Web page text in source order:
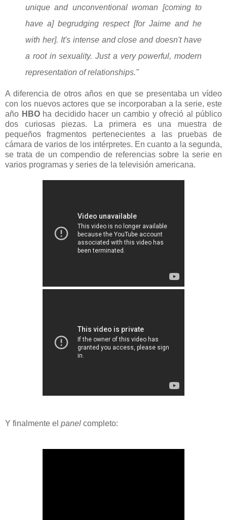
unique and unconventional woman [coming to
have a] begrudging respect [for Jaime and he
with her]. It's intense and close and doesn't have
a root in sexuality. Just a very powerful, modern
representation of relationships."
A diferencia de otros años en que se presentaba un vídeo
con los nuevos actores que se incorporaban a la serie, este
año HBOha decidido hacer un cambio y ofreció al público
dos curiosas piezas. La primera es una muestra de
pequeños fragmentos pertenecientes a las pruebas de
cámara de varios de los intérpretes. En cuanto a la segunda,
se trata de un compendio de referencias sobre la serie en
varios programas y series de la televisión americana.
Y finalmente el panel completo: